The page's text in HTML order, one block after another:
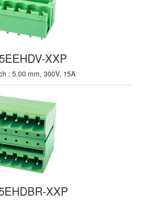
5EEHDV-XXP
: 5.00 mm, 300V, 15A
XXP